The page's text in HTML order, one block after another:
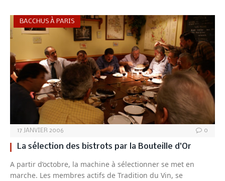
BACCHUS À PARIS
17 JANVIER 2006 0
La sélection des bistrots par la Bouteille d’Or
A partir d’octobre, la machine à sélectionner se met en
marche. Les membres actifs de Tradition du Vin, se